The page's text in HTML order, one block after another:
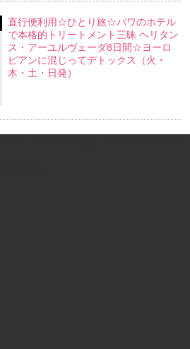
直行便利用☆ひとり旅☆バワのホテル
で本格的トリートメント三昧 ヘリタン
ス・アーユルヴェーダ8日間☆ヨーロ
ピアンに混じってデトックス（火・
木・土・日発）